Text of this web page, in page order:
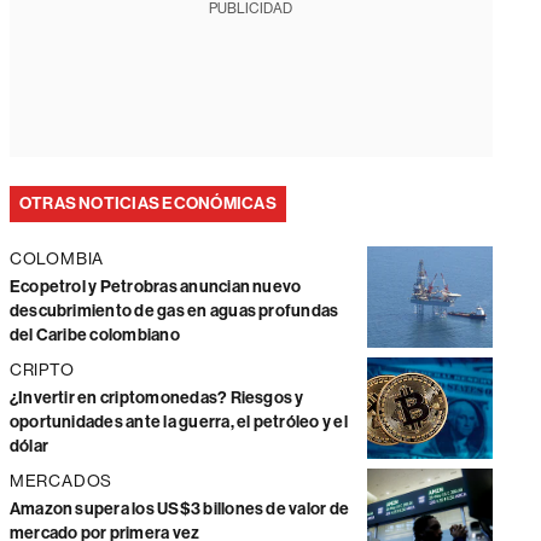
PUBLICIDAD
OTRAS NOTICIAS ECONÓMICAS
COLOMBIA
Ecopetrol y Petrobras anuncian nuevo
descubrimiento de gas en aguas profundas
del Caribe colombiano
CRIPTO
¿Invertir en criptomonedas? Riesgos y
oportunidades ante la guerra, el petróleo y el
dólar
MERCADOS
Amazon supera los US$3 billones de valor de
mercado por primera vez